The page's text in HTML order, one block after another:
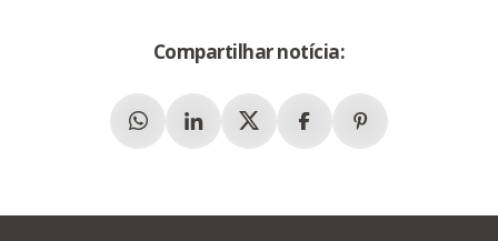
Compartilhar notícia:
WhatsappLinkedinX (Twitter)FacebookPinterest